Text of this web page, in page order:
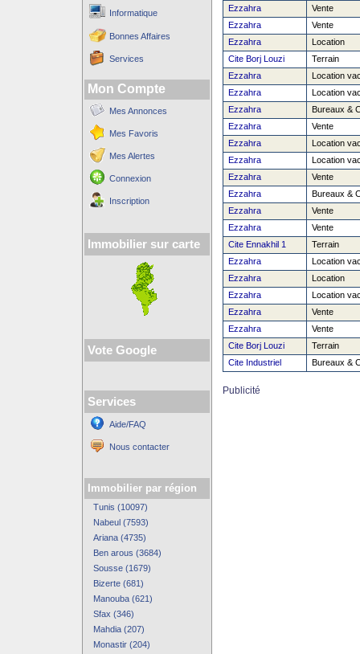
Informatique
Bonnes Affaires
Services
Mon Compte
Mes Annonces
Mes Favoris
Mes Alertes
Connexion
Inscription
Immobilier sur carte
Vote Google
Services
Aide/FAQ
Nous contacter
Immobilier par région
Tunis (10097)
Nabeul (7593)
Ariana (4735)
Ben arous (3684)
Sousse (1679)
Bizerte (681)
Manouba (621)
Sfax (346)
Mahdia (207)
Monastir (204)
Ezzahra
Vente
Ezzahra
Vente
Ezzahra
Location
Cite Borj Louzi
Terrain
Ezzahra
Location
Ezzahra
Location
Ezzahra
Bureaux &
Ezzahra
Vente
Ezzahra
Location
Ezzahra
Location
Ezzahra
Vente
Ezzahra
Bureaux &
Ezzahra
Vente
Ezzahra
Vente
Cite Ennakhil 1
Terrain
Ezzahra
Location
Ezzahra
Location
Ezzahra
Location
Ezzahra
Vente
Ezzahra
Vente
Cite Borj Louzi
Terrain
Cite Industriel
Bureaux &
Publicité